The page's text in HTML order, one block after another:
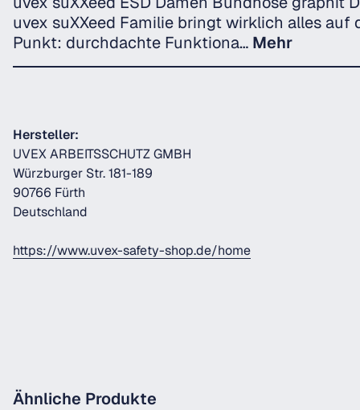
uvex suXXeed Familie bringt wirklich alles auf
Punkt: durchdachte Funktiona… Mehr
Hersteller:
UVEX ARBEITSSCHUTZ GMBH
Würzburger Str. 181-189
90766 Fürth
Deutschland
https://www.uvex-safety-shop.de/home
Ähnliche Produkte